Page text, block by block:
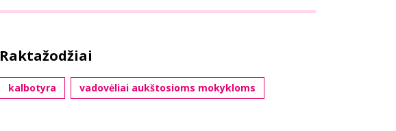
Raktažodžiai
kalbotyra vadovėliai aukštosioms mokykloms